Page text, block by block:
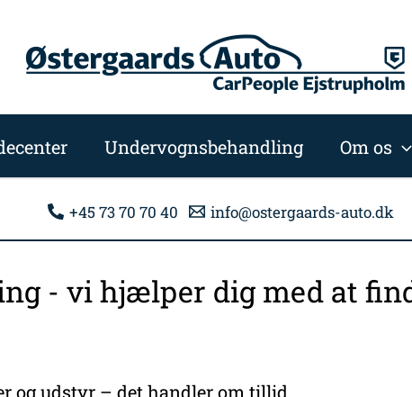
Undervognsbehandling Om os
+45 73 70 70 40 info@ostergaards-auto.dk
- vi hjælper dig med at
og udstyr – det handler om tillid.